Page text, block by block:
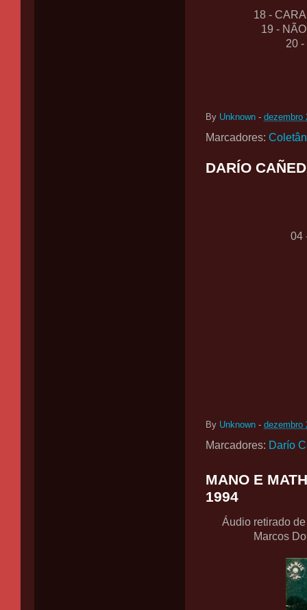
18 -
19 -
20
By Unknown - dezembro
Marcadores:
DARÍO
04
By Unknown - dezembro
Marcadores: Darío
MANO E
1994
Áudio retirado
Marcos